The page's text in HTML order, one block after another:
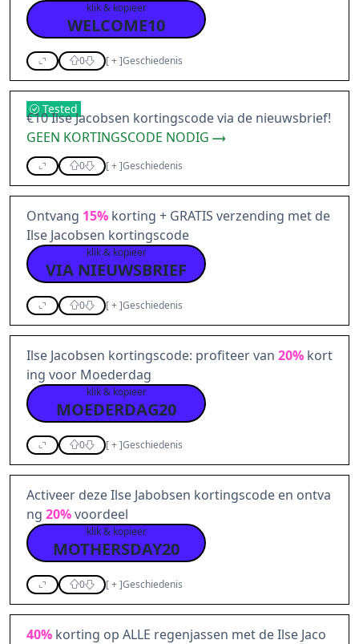
klik & kopieer
WELCOME10
0 [+]Geschiedenis
Tested
€10 Ilse Jacobsen kortingscode via de nieuwsbrief!
GEEN KORTINGSCODE NODIG
0 [+]Geschiedenis
Ontvang 15% korting + GRATIS verzending met de
Ilse Jacobsen kortingscode
klik & kopieer
VIA NIEUWSBRIEF
0 [+]Geschiedenis
Ilse Jacobsen kortingscode: profiteer van 20% kort
ing voor Moederdag
klik & kopieer
MOEDERDAG20
0 [+]Geschiedenis
Activeer deze Ilse Jabobsen kortingscode en ontva
ng 20%voordeel
klik & kopieer
MOTHERSDAY20
0 [+]Geschiedenis
40% korting op ALLE regenjassen met de Ilse Jaco